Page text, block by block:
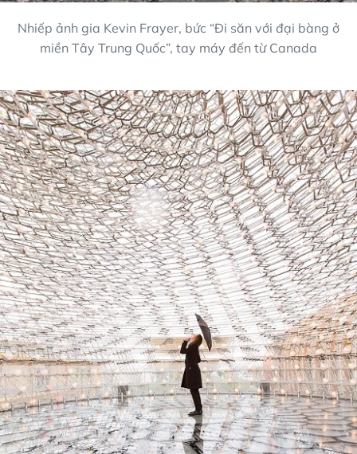
Nhiếp ảnh gia Kevin Frayer, bức “Đi săn với đại bàng ở
miền Tây Trung Quốc”, tay máy đến từ Canada